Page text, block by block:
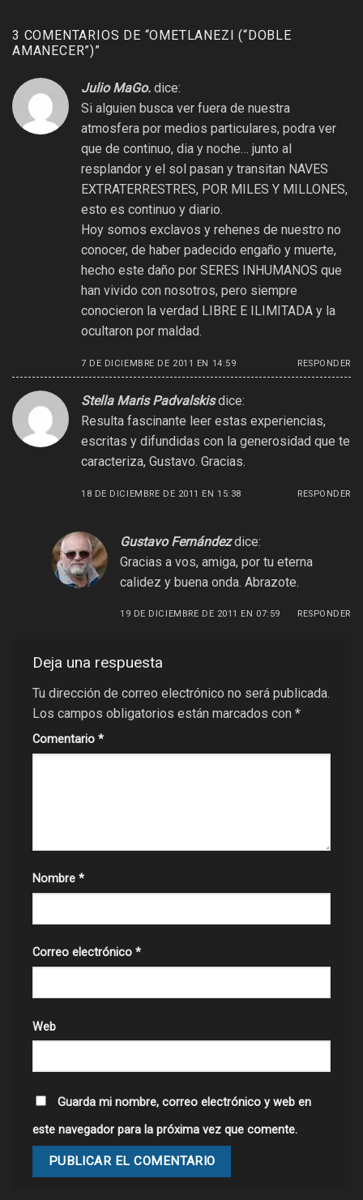
3 COMENTARIOS DE “OMETLANEZI (“DOBLE
AMANECER”)”
Julio MaGo. dice:
Si alguien busca ver fuera de nuestra
atmosfera por medios particulares, podra ver
que de continuo, dia y noche… junto al
resplandor y el sol pasan y transitan NAVES
EXTRATERRESTRES, POR MILES Y MILLONES,
esto es continuo y diario.
Hoy somos exclavos y rehenes de nuestro no
conocer, de haber padecido engaño y muerte,
hecho este daño por SERES INHUMANOS que
han vivido con nosotros, pero siempre
conocieron la verdad LIBRE E ILIMITADA y la
ocultaron por maldad.
7 DE DICIEMBRE DE 2011 EN 14:59 RESPONDER
Stella Maris Padvalskis dice:
Resulta fascinante leer estas experiencias,
escritas y difundidas con la generosidad que te
caracteriza, Gustavo. Gracias.
18 DE DICIEMBRE DE 2011 EN 15:38 RESPONDER
Gustavo Fernández dice:
Gracias a vos, amiga, por tu eterna
calidez y buena onda. Abrazote.
19 DE DICIEMBRE DE 2011 EN 07:59 RESPONDER
Deja una respuesta
Tu dirección de correo electrónico no será publicada.
Los campos obligatorios están marcados con *
Comentario *
Nombre *
Correo electrónico *
Web
Guarda mi nombre, correo electrónico y web en
este navegador para la próxima vez que comente.